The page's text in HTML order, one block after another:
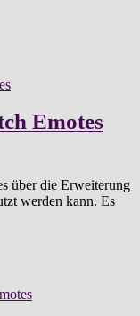
Emotes
über die Erweiterung
werden kann. Es